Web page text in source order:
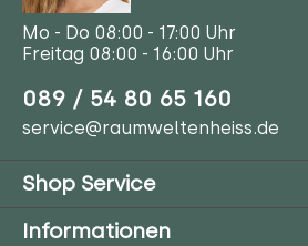
Mo - Do 08:00 - 17:00 Uhr
Freitag 08:00 - 16:00 Uhr
089 / 54 80 65 160
service@raumweltenheiss.de
Shop Service
Informationen